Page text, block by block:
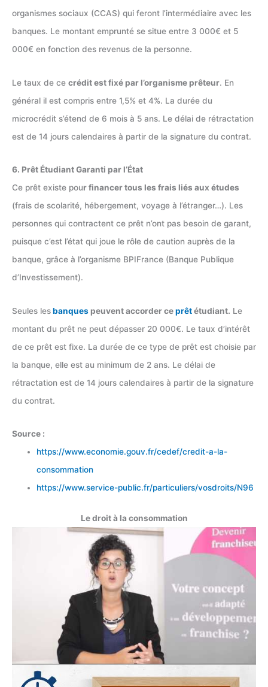
organismes sociaux (CCAS) qui feront l’intermédiaire avec les
banques. Le montant emprunté se situe entre 3 000€ et 5
000€ en fonction des revenus de la personne.
Le taux de ce crédit est fixé par l’organisme prêteur. En
général il est compris entre 1,5% et 4%. La durée du
microcrédit s’étend de 6 mois à 5 ans. Le délai de rétractation
est de 14 jours calendaires à partir de la signature du contrat.
6. Prêt Étudiant Garanti par l’État
Ce prêt existe pour financer tous les frais liés aux études
(frais de scolarité, hébergement, voyage à l’étranger…). Les
personnes qui contractent ce prêt n’ont pas besoin de garant,
puisque c’est l’état qui joue le rôle de caution auprès de la
banque, grâce à l’organisme BPIFrance (Banque Publique
d’Investissement).
Seules lesbanques peuvent accorder ceprêtétudiant. Le
montant du prêt ne peut dépasser 20 000€. Le taux d’intérêt
de ce prêt est fixe. La durée de ce type de prêt est choisie par
la banque, elle est au minimum de 2 ans. Le délai de
rétractation est de 14 jours calendaires à partir de la signature
du contrat.
Source :
https://www.economie.gouv.fr/cedef/credit-a-la-
consommation
https://www.service-public.fr/particuliers/vosdroits/N96
Le droit à la consommation